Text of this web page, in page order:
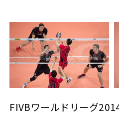
FIVBワールドリーグ